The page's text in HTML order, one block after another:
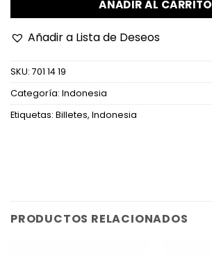
AÑADIR AL CARRITO
Añadir a Lista de Deseos
SKU: 701 14 19
Categoría: Indonesia
Etiquetas: Billetes, Indonesia
PRODUCTOS RELACIONADOS